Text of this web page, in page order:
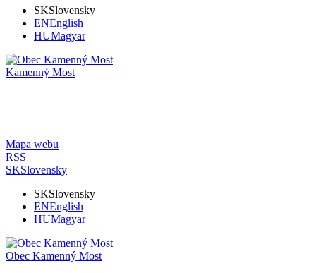
SKSlovensky
ENEnglish
HUMagyar
Kamenný Most
Mapa webu
RSS
SKSlovensky
SKSlovensky
ENEnglish
HUMagyar
Obec Kamenný Most